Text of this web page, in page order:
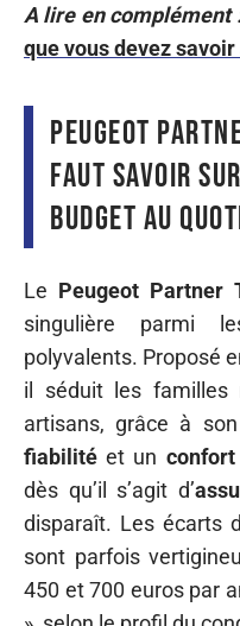
A lire en complément
que vous devez
Peugeot
faut savoir
budget au
Le Peugeot Partner
singulière parmi
polyvalents. Proposé
il séduit les familles
artisans, grâce à son
fiabilité et un confort
dès qu’il s’agit d’
disparaît. Les écarts
sont parfois
450 et 700 euros par